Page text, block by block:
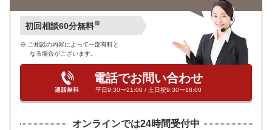
初回相談60分無料※
ご相談の内容によって一部有料と
なる場合がございます。
電話でお問い合わせ
平日9:30〜21:00 / 土日祝9:30〜18:00
オンラインでは24時間受付中